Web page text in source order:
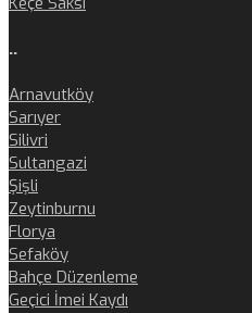
..
Arnavutköy
Sarıyer
Silivri
Sultangazi
Şişli
Zeytinburnu
Florya
Sefaköy
Bahçe Düzenleme
Geçici İmei Kaydı